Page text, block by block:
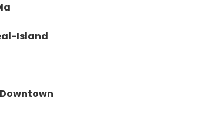
Island